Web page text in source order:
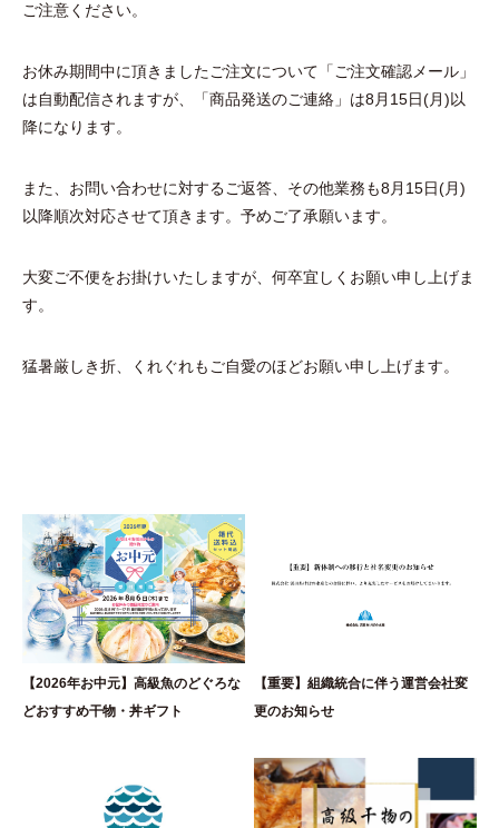
ご注意ください。
お休み期間中に頂きましたご注文について「ご注文確認メール」
は自動配信されますが、「商品発送のご連絡」は8月15日(月)以
降になります。
また、お問い合わせに対するご返答、その他業務も8月15日(月)
以降順次対応させて頂きます。予めご了承願います。
大変ご不便をお掛けいたしますが、何卒宜しくお願い申し上げま
す。
猛暑厳しき折、くれぐれもご自愛のほどお願い申し上げます。
【2026年お中元】高級魚のどぐろな
どおすすめ干物・丼ギフト
【重要】組織統合に伴う運営会社変
更のお知らせ